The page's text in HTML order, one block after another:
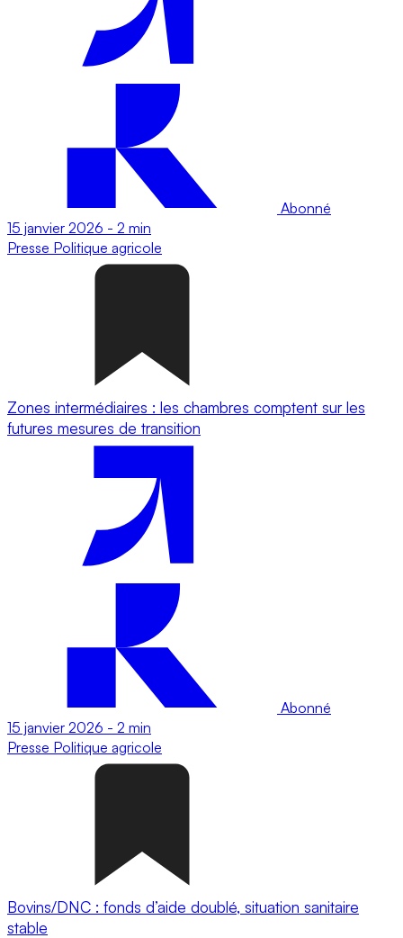
Abonné
15 janvier 2026 - 2 min
Presse Politique agricole
Zones intermédiaires : les chambres comptent sur les
futures mesures de transition
Abonné
15 janvier 2026 - 2 min
Presse Politique agricole
Bovins/DNC : fonds d’aide doublé, situation sanitaire
stable